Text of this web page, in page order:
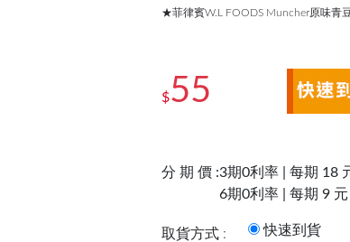
★菲律賓W.L FOODS Muncher原味青
$55
分 期 價 :3期0利率 | 每期 18
6期0利率 | 每期 9 元
取貨方式 : 快速到